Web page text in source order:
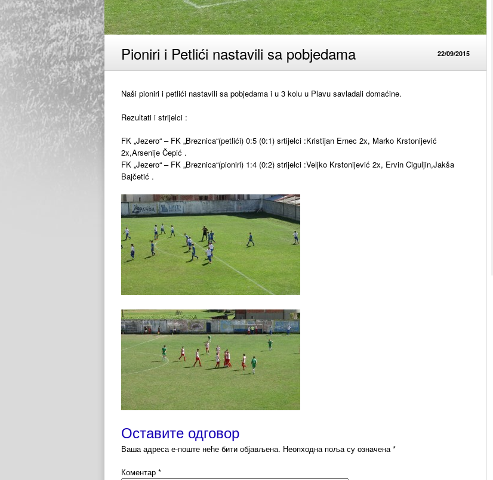
Pioniri i Petlići nastavili sa pobjedama 22/09/2015
Naši pioniri i petlići nastavili sa pobjedama i u 3 kolu u Plavu savladali domaćine.
Rezultati i strijelci :
FK „Jezero“ – FK „Breznica“(petlići) 0:5 (0:1) srtijelci :Kristijan Ernec 2x, Marko Krstonijević
2x,Arsenije Čepić .
FK „Jezero“ – FK „Breznica“(pioniri) 1:4 (0:2) strijelci :Veljko Krstonijević 2x, Ervin Ciguljin,Jakša
Bajčetić .
Оставите одговор
Ваша адреса е-поште неће бити објављена. Неопходна поља су означена *
Коментар *